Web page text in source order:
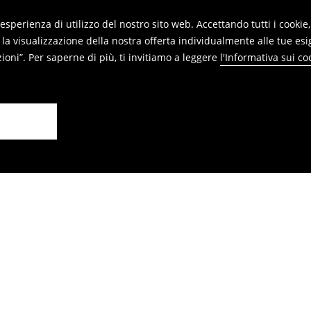
di utilizzo del nostro sito web. Accettando tutti i
visualizzazione della nostra offerta individualmente alle tue
Per saperne di più, ti invitiamo a leggere l'Informativa sui
restituiti nei punti vendita. Si